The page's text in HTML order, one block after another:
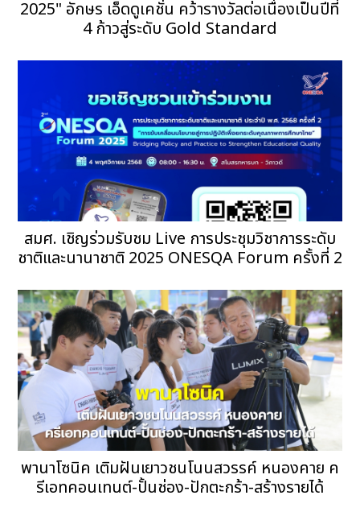
2025" อักษร เอ็ดดูเคชั่น คว้ารางวัลต่อเนื่องเป็นปีที่
4 ก้าวสู่ระดับ Gold Standard
สมศ. เชิญร่วมรับชม Live การประชุมวิชาการระดับ
ชาติและนานาชาติ 2025 ONESQA Forum ครั้งที่ 2
พานาโซนิค เติมฝันเยาวชนโนนสวรรค์ หนองคาย ค
รีเอทคอนเทนต์-ปั้นช่อง-ปักตะกร้า-สร้างรายได้